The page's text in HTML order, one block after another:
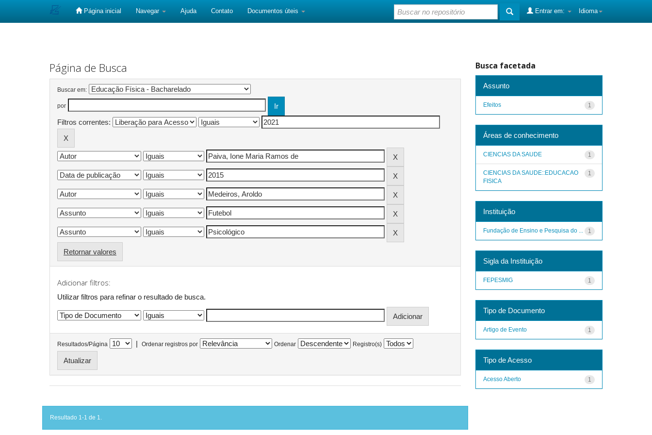
Página inicial Navegar Ajuda Contato Documentos úteis Idioma
Entrar em:
Página de Busca
Buscar em:
por
Filtros correntes:
Retornar valores
Adicionar filtros:
Utilizar filtros para refinar o resultado de busca.
Resultados/Página | Ordenar registros por Ordenar Registro(s)
Resultado 1-1 de 1.
Busca facetada
Assunto
1
Efeitos
Áreas de conhecimento
1
CIENCIAS DA SAUDE
1
CIENCIAS DA SAUDE::EDUCACAO
FISICA
Instituição
1
Fundação de Ensino e Pesquisa do ...
Sigla da Instituição
1
FEPESMIG
Tipo de Documento
1
Artigo de Evento
Tipo de Acesso
1
Acesso Aberto